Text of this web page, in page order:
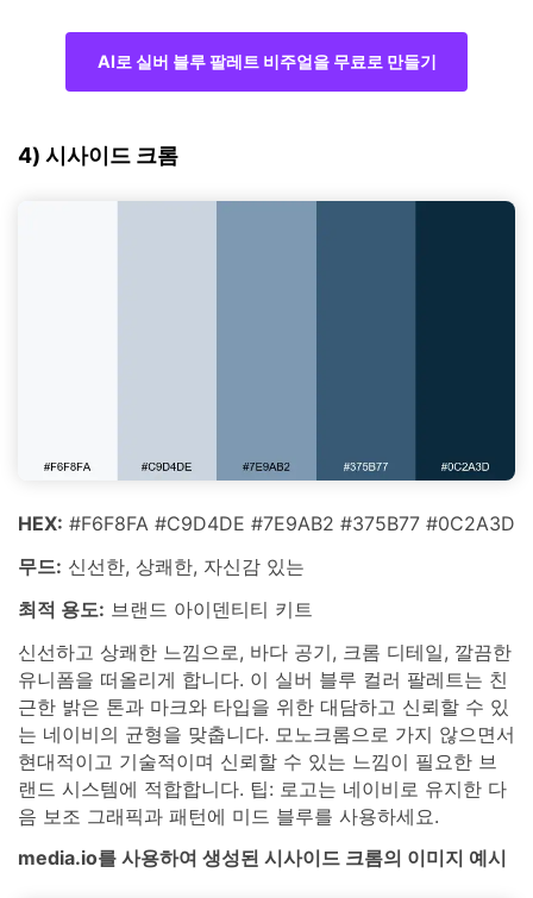
AI로 실버 블루 팔레트 비주얼을 무료로 만들기
4) 시사이드 크롬
HEX: #F6F8FA #C9D4DE #7E9AB2 #375B77 #0C2A3D
무드: 신선한, 상쾌한, 자신감 있는
최적 용도: 브랜드 아이덴티티 키트
신선하고 상쾌한 느낌으로, 바다 공기, 크롬 디테일, 깔끔한
유니폼을 떠올리게 합니다. 이 실버 블루 컬러 팔레트는 친
근한 밝은 톤과 마크와 타입을 위한 대담하고 신뢰할 수 있
는 네이비의 균형을 맞춥니다. 모노크롬으로 가지 않으면서
현대적이고 기술적이며 신뢰할 수 있는 느낌이 필요한 브
랜드 시스템에 적합합니다. 팁: 로고는 네이비로 유지한 다
음 보조 그래픽과 패턴에 미드 블루를 사용하세요.
media.io를 사용하여 생성된 시사이드 크롬의 이미지 예시